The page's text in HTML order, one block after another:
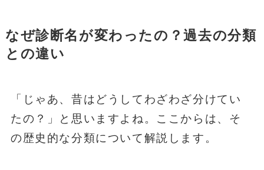
なぜ診断名が変わったの？過去の分類
との違い
「じゃあ、昔はどうしてわざわざ分けてい
たの？」と思いますよね。ここからは、そ
の歴史的な分類について解説します。